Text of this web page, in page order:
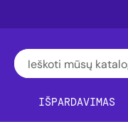
IŠPARDAVIMAS